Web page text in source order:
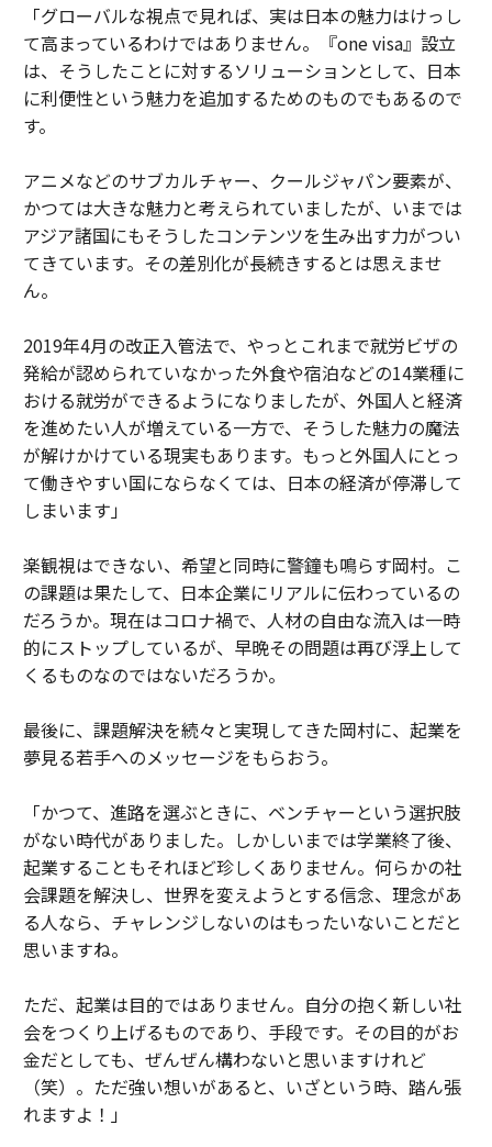
「グローバルな視点で見れば、実は日本の魅力はけっし
て高まっているわけではありません。『one visa』設立
は、そうしたことに対するソリューションとして、日本
に利便性という魅力を追加するためのものでもあるので
す。
アニメなどのサブカルチャー、クールジャパン要素が、
かつては大きな魅力と考えられていましたが、いまでは
アジア諸国にもそうしたコンテンツを生み出す力がつい
てきています。その差別化が長続きするとは思えませ
ん。
2019年4月の改正入管法で、やっとこれまで就労ビザの
発給が認められていなかった外食や宿泊などの14業種に
おける就労ができるようになりましたが、外国人と経済
を進めたい人が増えている一方で、そうした魅力の魔法
が解けかけている現実もあります。もっと外国人にとっ
て働きやすい国にならなくては、日本の経済が停滞して
しまいます」
楽観視はできない、希望と同時に警鐘も鳴らす岡村。こ
の課題は果たして、日本企業にリアルに伝わっているの
だろうか。現在はコロナ禍で、人材の自由な流入は一時
的にストップしているが、早晩その問題は再び浮上して
くるものなのではないだろうか。
最後に、課題解決を続々と実現してきた岡村に、起業を
夢見る若手へのメッセージをもらおう。
「かつて、進路を選ぶときに、ベンチャーという選択肢
がない時代がありました。しかしいまでは学業終了後、
起業することもそれほど珍しくありません。何らかの社
会課題を解決し、世界を変えようとする信念、理念があ
る人なら、チャレンジしないのはもったいないことだと
思いますね。
ただ、起業は目的ではありません。自分の抱く新しい社
会をつくり上げるものであり、手段です。その目的がお
金だとしても、ぜんぜん構わないと思いますけれど
（笑）。ただ強い想いがあると、いざという時、踏ん張
れますよ！」